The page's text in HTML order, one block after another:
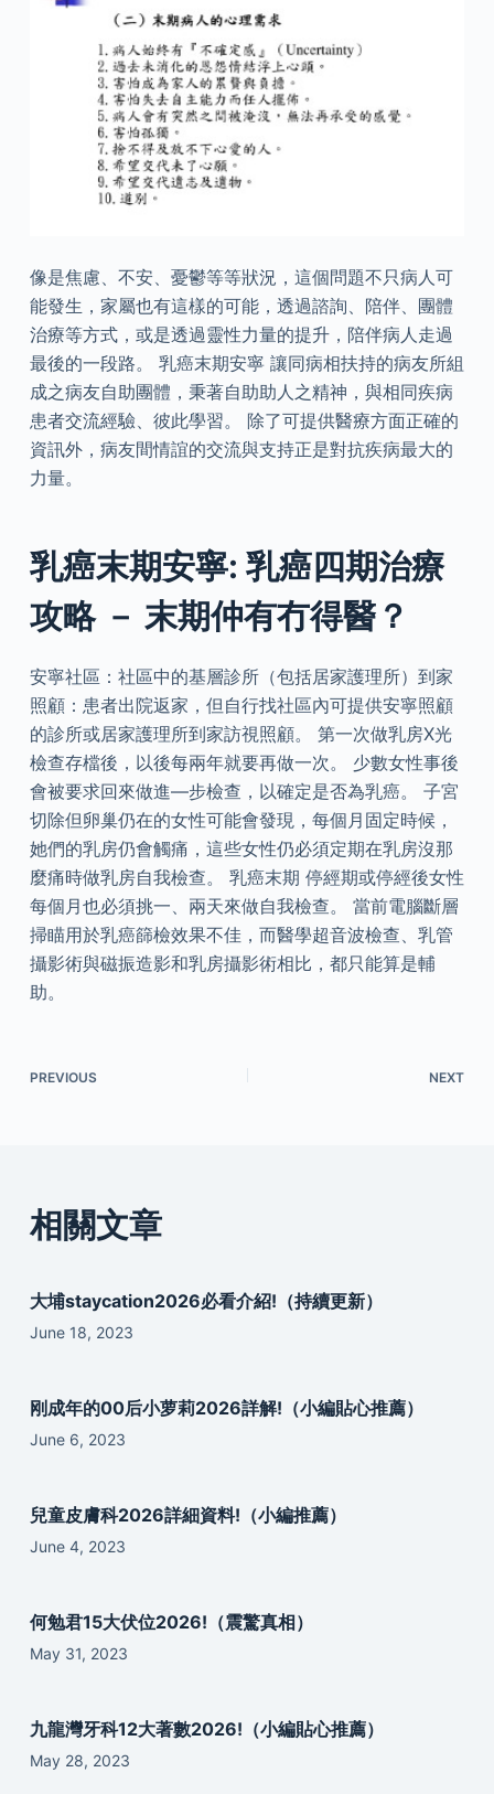
像是焦慮、不安、憂鬱等等狀況，這個問題不只病人可
能發生，家屬也有這樣的可能，透過諮詢、陪伴、團體
治療等方式，或是透過靈性力量的提升，陪伴病人走過
最後的一段路。 乳癌末期安寧 讓同病相扶持的病友所組
成之病友自助團體，秉著自助助人之精神，與相同疾病
患者交流經驗、彼此學習。 除了可提供醫療方面正確的
資訊外，病友間情誼的交流與支持正是對抗疾病最大的
力量。
乳癌末期安寧: 乳癌四期治療
攻略 － 末期仲有冇得醫？
安寧社區：社區中的基層診所（包括居家護理所）到家
照顧：患者出院返家，但自行找社區內可提供安寧照顧
的診所或居家護理所到家訪視照顧。 第一次做乳房X光
檢查存檔後，以後每兩年就要再做一次。 少數女性事後
會被要求回來做進—步檢查，以確定是否為乳癌。 子宮
切除但卵巢仍在的女性可能會發現，每個月固定時候，
她們的乳房仍會觸痛，這些女性仍必須定期在乳房沒那
麼痛時做乳房自我檢查。 乳癌末期 停經期或停經後女性
每個月也必須挑一、兩天來做自我檢查。 當前電腦斷層
掃瞄用於乳癌篩檢效果不佳，而醫學超音波檢查、乳管
攝影術與磁振造影和乳房攝影術相比，都只能算是輔
助。
PREVIOUS NEXT
相關文章
大埔staycation2026必看介紹!（持續更新）
June 18, 2023
刚成年的00后小萝莉2026詳解!（小編貼心推薦）
June 6, 2023
兒童皮膚科2026詳細資料!（小編推薦）
June 4, 2023
何勉君15大伏位2026!（震驚真相）
May 31, 2023
九龍灣牙科12大著數2026!（小編貼心推薦）
May 28, 2023